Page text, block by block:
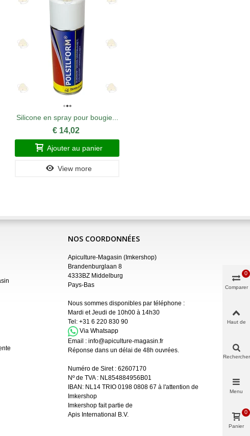
Silicone en spray pour bougie...
€ 14,02
Ajouter au panier
View more
NOS COORDONNÉES
Apiculture-Magasin (Imkershop)
Brandenburglaan 8
4333BZ Middelburg
Pays-Bas
Nous sommes disponibles par téléphone :
Mardi et Jeudi de 10h00 à 14h30
Tel: +31 6 220 830 90
Via Whatsapp
Email : info@apiculture-magasin.fr
Réponse dans un délai de 48h ouvrées.
Numéro de Siret : 62607170
Nº de TVA : NL854884956B01
IBAN: NL14 TRIO 0198 0808 67 à l'attention de
Imkershop
Imkershop fait partie de
Apis International B.V.
Comparer
0
Haut de
Rechercher
Menu
Panier
0